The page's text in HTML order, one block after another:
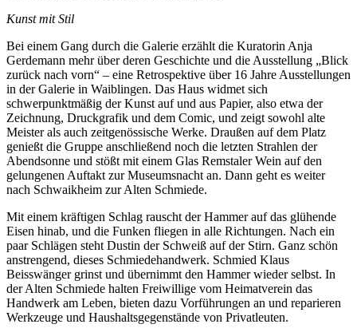
Kunst mit Stil
Bei einem Gang durch die Galerie erzählt die Kuratorin Anja
Gerdemann mehr über deren Geschichte und die Ausstellung „Blick
zurück nach vorn“ – eine Retrospektive über 16 Jahre Ausstellungen
in der Galerie in Waiblingen. Das Haus widmet sich
schwerpunktmäßig der Kunst auf und aus Papier, also etwa der
Zeichnung, Druckgrafik und dem Comic, und zeigt sowohl alte
Meister als auch zeitgenössische Werke. Draußen auf dem Platz
genießt die Gruppe anschließend noch die letzten Strahlen der
Abendsonne und stößt mit einem Glas Remstaler Wein auf den
gelungenen Auftakt zur Museumsnacht an. Dann geht es weiter
nach Schwaikheim zur Alten Schmiede.
Mit einem kräftigen Schlag rauscht der Hammer auf das glühende
Eisen hinab, und die Funken fliegen in alle Richtungen. Nach ein
paar Schlägen steht Dustin der Schweiß auf der Stirn. Ganz schön
anstrengend, dieses Schmiedehandwerk. Schmied Klaus
Beisswänger grinst und übernimmt den Hammer wieder selbst. In
der Alten Schmiede halten Freiwillige vom Heimatverein das
Handwerk am Leben, bieten dazu Vorführungen an und reparieren
Werkzeuge und Haushaltsgegenstände von Privatleuten.